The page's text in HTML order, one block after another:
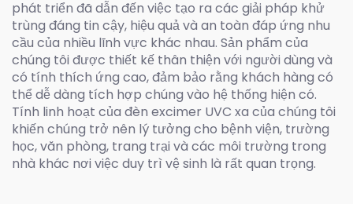
phát triển đã dẫn đến việc tạo ra các giải pháp khử
trùng đáng tin cậy, hiệu quả và an toàn đáp ứng nhu
cầu của nhiều lĩnh vực khác nhau. Sản phẩm của
chúng tôi được thiết kế thân thiện với người dùng và
có tính thích ứng cao, đảm bảo rằng khách hàng có
thể dễ dàng tích hợp chúng vào hệ thống hiện có.
Tính linh hoạt của đèn excimer UVC xa của chúng tôi
khiến chúng trở nên lý tưởng cho bệnh viện, trường
học, văn phòng, trang trại và các môi trường trong
nhà khác nơi việc duy trì vệ sinh là rất quan trọng.